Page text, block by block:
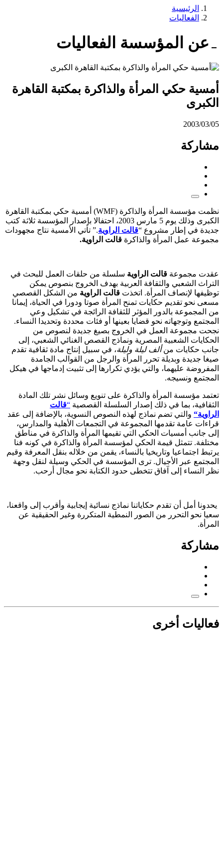
الرئيسية
الفعاليات
عن المؤسسة الفعاليات
أمسية حكي المرأة والذاكرة بمكتبة القاهرة
الكبرى
2003/03/05
مشاركة
نظمت مؤسسة المرأة والذاكرة (WMF) أمسية حكي بمكتبة القاهرة
الكبرى وذلك يوم 5 مارس 2003، احتفالا بإصدار المؤسسة ثلاثة كتب
جديدة في إطار مشروع “قالت الراوية.” تأتي الأمسية نتاج مجهودات
مجموعة عمل المرأة والذاكرة قالت الراوية.
عقدت مجموعة قالت الراوية سلسلة من حلقات العمل للبحث في
التراث الشعبي والثقافة العربية بهدف الخروج بنصوص يمكن
توظيفها لإنصاف المرأة. اتخذت قالت الراوية من الشكل القصصي
مسعى نحو تقديم حكايات تمنح المرأة صوتا ودورا في الحياة، إيمانا
من المجموعة بالدور المؤثر للثقافة الرائجة في تشكيل وعي
المجتمع وتوجهاته نحو قضايا بعينها أو فئات محددة وتحديدا النساء.
نجحت مجموعة العمل في الخروج بصيغ جديدة لنصوص من
الحكايات الشعبية المصرية ونماذج القصص الغنائي الشعبي، إلى
جانب حكايات منألف ليلة وليلة، في سبيل إنتاج مادة ثقافية تقدم
صيغا جديدة وبديلة تحرر المرأة والرجل من القوالب الجامدة
المفروضة عليهما، والتي يؤدي تكرارها إلى تثبيت إدماجها في هيكل
المجتمع ونسيجه.
تعتمد مؤسسة المرأة والذاكرة على تنويع وسائل نشر تلك المادة
الثقافية، بما في ذلك إصدار السلسلة القصصية “قالت
الراوية“ والتي تضم نماذج لهذه النصوص النسوية، بالإضافة إلى عقد
قراءات عامة تقدمها المجموعة في التجمعات الأهلية والمدارس،
إلى جانب أمسيات الحكي التي تقيمها المرأة والذاكرة في مناطق
مختلفة. تتمثل قيمة الحكي لمؤسسة المرأة والذاكرة في كونه فنا
يرتبط اجتماعيا وتاريخيا بالنساء، يقمن من خلاله بنقل المعرفة وقيم
المجتمع عبر الأجيال. ترى المؤسسة في الحكي وسيلة لنقل وجهة
نظر النساء إلى آفاق تتخطى حدود الكتابة نحو مجال أرحب.
يحدونا أمل أن تقدم حكاياتنا نماذج نسائية إيجابية وأقرب إلى واقعنا،
سعيا نحو التحرر من الصور النمطية المتكررة وغير الحقيقية عن
المرأة.
مشاركة
فعاليات أخرى